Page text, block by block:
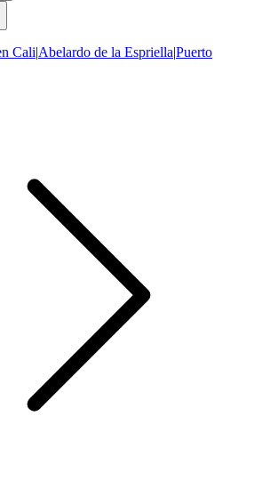
Cali|Abelardo de la Espriella|Puerto